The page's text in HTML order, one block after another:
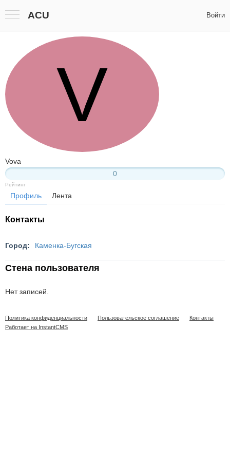
ACU Войти
V
Vova
0
Рейтинг
Профиль Лента
Контакты
Город: Каменка-Бугская
Стена пользователя
Нет записей.
Политика конфиденциальности Пользовательское соглашение
Контакты
Работает на InstantCMS